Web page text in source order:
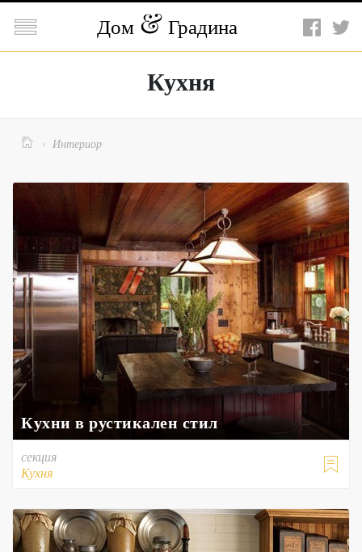
 Дом Градина
Кухня
  Интериор
Кухни в рустикален стил

секция
Кухня